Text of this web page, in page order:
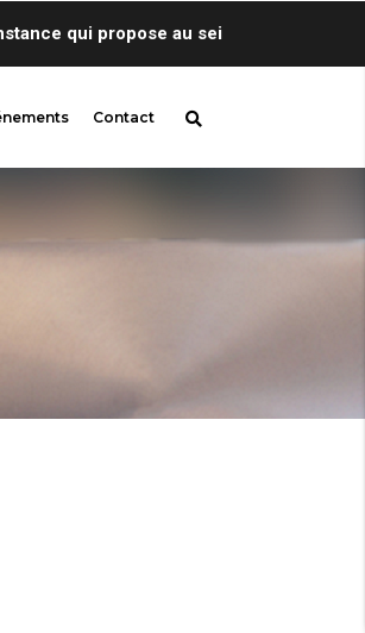
qui propose au sein de Centre de
Contact